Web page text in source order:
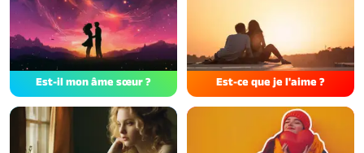
Est-il mon âme sœur ? Est-ce que je l'aime ?